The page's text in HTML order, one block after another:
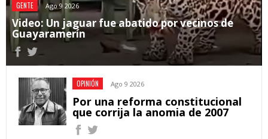
GENTE Ago 9 2026
Video: Un jaguar fue abatido por vecinos de
Guayaramerín
OPINIÓN Ago 9 2026
Por una reforma constitucional
que corrija la anomia de 2007